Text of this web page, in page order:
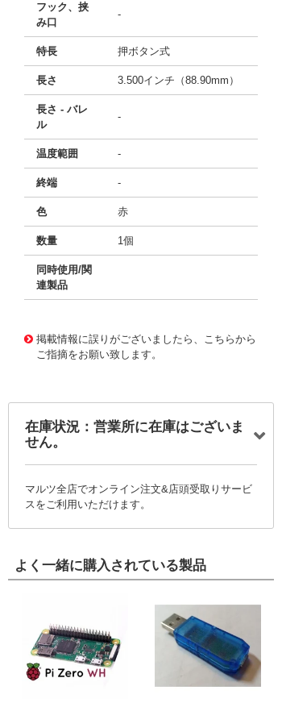
フック、挟
み口
-
特長 押ボタン式
長さ 3.500インチ（88.90mm）
長さ - バレ
ル
-
温度範囲 -
終端 -
色 赤
数量 1個
同時使用/関
連製品
掲載情報に誤りがございましたら、こちらから
ご指摘をお願い致します。
在庫状況：営業所に在庫はございま
せん。
マルツ全店でオンライン注文&店頭受取りサービ
スをご利用いただけます。
よく一緒に購入されている製品